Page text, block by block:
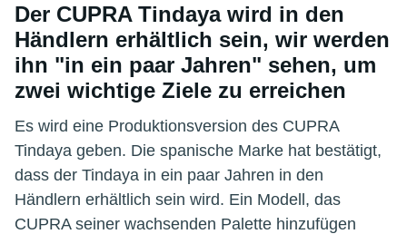
Der CUPRA Tindaya wird in den
Händlern erhältlich sein, wir werden
ihn "in ein paar Jahren" sehen, um
zwei wichtige Ziele zu erreichen
Es wird eine Produktionsversion des CUPRA
Tindaya geben. Die spanische Marke hat bestätigt,
dass der Tindaya in ein paar Jahren in den
Händlern erhältlich sein wird. Ein Modell, das
CUPRA seiner wachsenden Palette hinzufügen